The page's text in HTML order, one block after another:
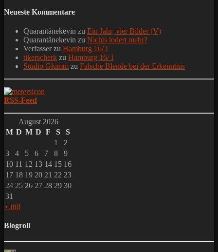
Neueste Kommentare
Quarantänekevin zu Ein Jahr, vier Bilder (V)
Quarantänekevin zu Nichts lodert mehr?
Verfasserzu Hamburg 16/ I
tikerscherk zu Hamburg 16/ I
Studio Glumm zu Falsche Blende bei der Erkenntnis
RSS-Feed
August 2026
M D M D F S
S
1
2
3
4 5 6 7 8
9
10 11 12 13 14 15 16
17 18 19 20 21 22 23
24 25 26 27 28 29 30
31
« Juli
Blogroll